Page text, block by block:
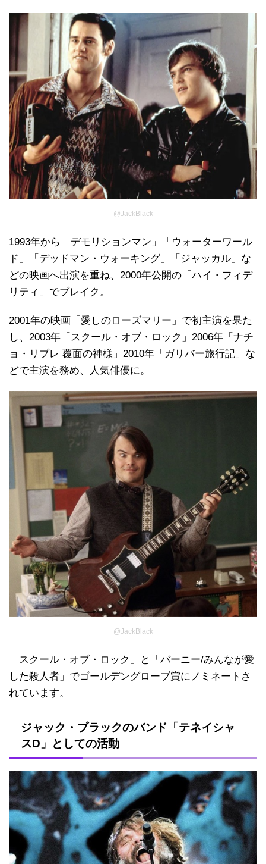
@JackBlack
1993年から「デモリションマン」「ウォーターワール
ド」「デッドマン・ウォーキング」「ジャッカル」な
どの映画へ出演を重ね、2000年公開の「ハイ・フィデ
リティ」でブレイク。
2001年の映画「愛しのローズマリー」で初主演を果た
し、2003年「スクール・オブ・ロック」2006年「ナチ
ョ・リブレ 覆面の神様」2010年「ガリバー旅行記」な
どで主演を務め、人気俳優に。
@JackBlack
「スクール・オブ・ロック」と「バーニー/みんなが愛
した殺人者」でゴールデングローブ賞にノミネートさ
れています。
ジャック・ブラックのバンド「テネイシャ
スD」としての活動